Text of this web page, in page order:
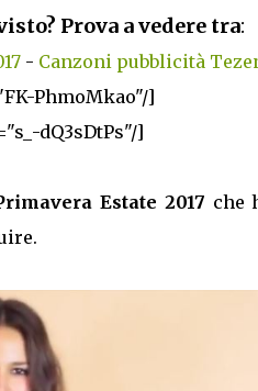
Prova a vedere tra:
- Canzoni pubblicità
PhmoMkao"/]
dQ3sDtPs"/]
Estate 2017 che